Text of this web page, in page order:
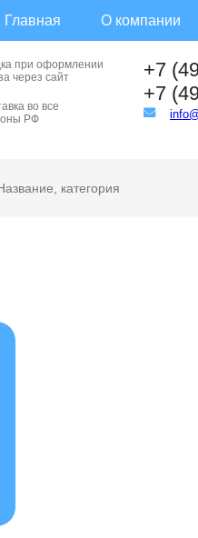
Главная О компании
при оформлении
через сайт
во все
РФ
+7
+7